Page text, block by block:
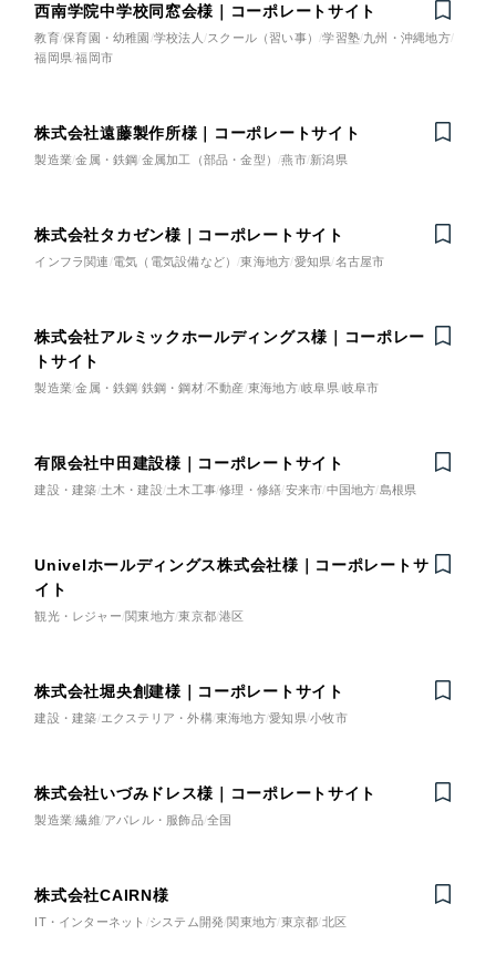
コーポレート・企業サイト （278件）
（43件）
ポータルサイト・メディアサイト （39件）
キャンペーン・プロモーションサイト （12件）
その他
お客様インタビュー
IT・インターネット
インフラ関連
広告・メディア・放送
農林・水産
その他サービス業
NPO・一般社団法人
その他
グレー・黒色
西南学院中学校同窓会様｜コーポレートサイト
教育 保育園・幼稚園 学校法人 スクール（習い事） 学習塾 九州・沖縄地方
福岡県 福岡市
株式会社遠藤製作所様｜コーポレートサイト
製造業 金属・鉄鋼 金属加工（部品・金型） 燕市 新潟県
株式会社タカゼン様｜コーポレートサイト
インフラ関連 電気（電気設備など） 東海地方 愛知県 名古屋市
株式会社アルミックホールディングス様｜コーポレー
トサイト
製造業 金属・鉄鋼 鉄鋼・鋼材 不動産 東海地方 岐阜県 岐阜市
有限会社中田建設様｜コーポレートサイト
建設・建築 土木・建設 土木工事 修理・修繕 安来市 中国地方 島根県
Univelホールディングス株式会社様｜コーポレートサ
イト
観光・レジャー 関東地方 東京都 港区
株式会社堀央創建様｜コーポレートサイト
建設・建築 エクステリア・外構 東海地方 愛知県 小牧市
株式会社いづみドレス様｜コーポレートサイト
製造業 繊維 アパレル・服飾品 全国
株式会社CAIRN様
IT・インターネット システム開発 関東地方 東京都 北区